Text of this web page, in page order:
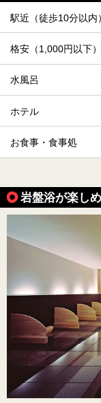
駅近（徒歩10分以内）
格安（1,000円以下）
水風呂
ホテル
お食事・食事処
岩盤浴が楽し